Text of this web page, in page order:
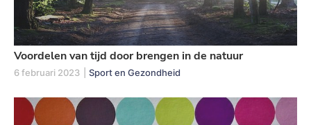
Voordelen van tijd door brengen in de natuur
6 februari 2023 Sport en Gezondheid